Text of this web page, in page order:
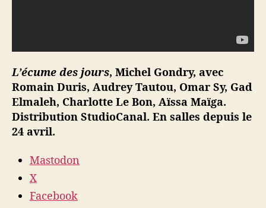
L’écume des jours, Michel Gondry, avec
Romain Duris, Audrey Tautou, Omar Sy, Gad
Elmaleh, Charlotte Le Bon, Aïssa Maïga.
Distribution StudioCanal. En salles depuis le
24 avril.
Mastodon
X
Facebook